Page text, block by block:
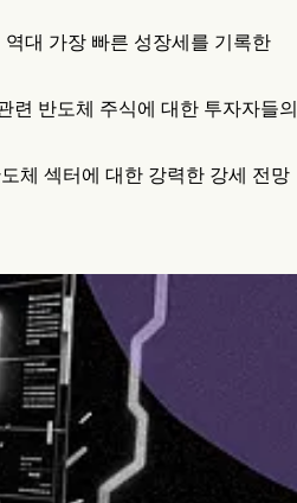
대 가장 빠른 성장세를 기록한
련 반도체 주식에 대한 투자자들의
체 섹터에 대한 강력한 강세 전망